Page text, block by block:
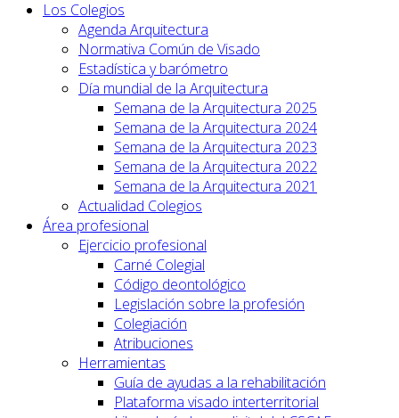
Los Colegios
Agenda Arquitectura
Normativa Común de Visado
Estadística y barómetro
Día mundial de la Arquitectura
Semana de la Arquitectura 2025
Semana de la Arquitectura 2024
Semana de la Arquitectura 2023
Semana de la Arquitectura 2022
Semana de la Arquitectura 2021
Actualidad Colegios
Área profesional
Ejercicio profesional
Carné Colegial
Código deontológico
Legislación sobre la profesión
Colegiación
Atribuciones
Herramientas
Guía de ayudas a la rehabilitación
Plataforma visado interterritorial